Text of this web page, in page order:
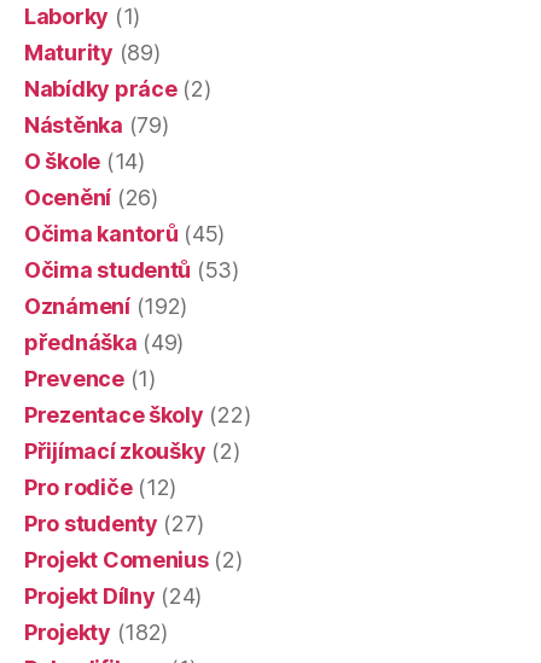
Laborky (1)
Maturity (89)
Nabídky práce(2)
Nástěnka (79)
O škole (14)
Ocenění (26)
Očima kantorů (45)
Očima studentů (53)
Oznámení(192)
přednáška (49)
Prevence(1)
Prezentace školy (22)
Přijímací zkoušky (2)
Pro rodiče(12)
Pro studenty (27)
Projekt Comenius(2)
Projekt Dílny (24)
Projekty (182)